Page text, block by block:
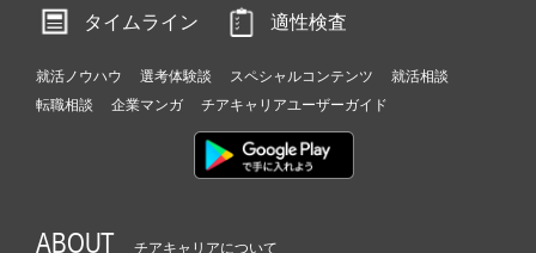
ャ
ア
h
e
e
a
タイムライン
適性検査
就活ノウハウ 選考体験談 スペシャルコンテンツ
就活相談
転職相談
企業マンガ チアキャリアユーザーガイド
ABOUT チアキャリアについて